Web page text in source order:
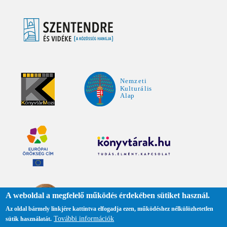
A weboldal a megfelelő működés érdekében sütiket használ.
Az oldal bármely linkjére kattintva elfogadja ezen, működéshez nélkülözhetetlen
sütik használatát. További információk